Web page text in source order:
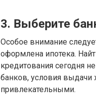
3. Выберите
Особое внимание
оформлена ипотека.
кредитования сегодня
банков, условия
привлекательными.